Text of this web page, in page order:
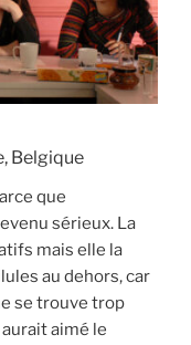
Belgique
que
sérieux. La
mais elle la
au dehors, car
se trouve trop
aimé le